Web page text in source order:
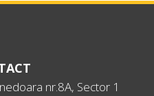
nr.8A, Sector 1